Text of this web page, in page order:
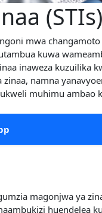
mwa
kuwa
inaweza kuzuilika
namna
muhimu ambao
magonjwa ya
huendelea